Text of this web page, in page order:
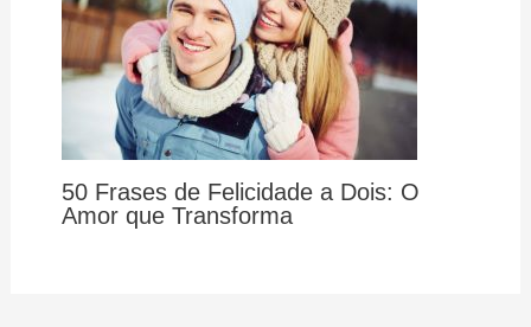
50 Frases de Felicidade a Dois: O
Amor que Transforma